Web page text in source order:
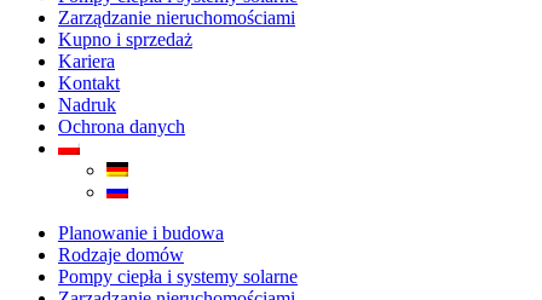
Zarządzanie nieruchomościami
Kupno i sprzedaż
Kariera
Kontakt
Nadruk
Ochrona danych
Planowanie i budowa
Rodzaje domów
Pompy ciepła i systemy solarne